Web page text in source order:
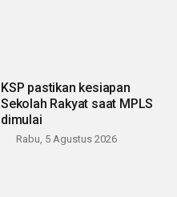
KSP pastikan kesiapan
Sekolah Rakyat saat MPLS
dimulai
Rabu, 5 Agustus 2026